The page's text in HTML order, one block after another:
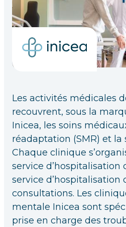
Les activités médicales
recouvrent, sous la
Inicea, les soins
réadaptation (SMR) et la
Chaque clinique
service d’hospitalisation
service d’hospitalisation
consultations. Les
mentale Inicea sont
prise en charge des